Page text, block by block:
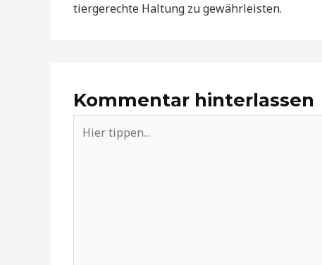
tiergerechte Haltung zu gewährleisten.
Kommentar hinterlassen
tippen...